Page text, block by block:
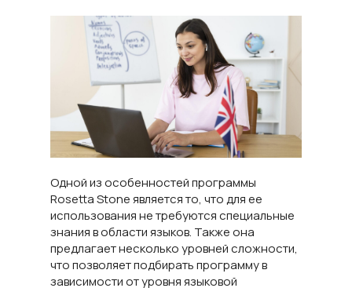
Одной из особенностей программы
Rosetta Stone является то, что для ее
использования не требуются специальные
знания в области языков. Также она
предлагает несколько уровней сложности,
что позволяет подбирать программу в
зависимости от уровня языковой